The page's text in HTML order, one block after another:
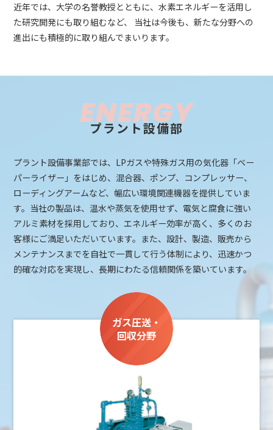
近年では、大学の名誉教授とともに、水素エネルギーを活用し
た研究開発にも取り組むなど、
当社は今後も、新たな分野への
進出にも積極的に取り組んでまいります。
ENERGY
プラント設備部
プラント設備事業部では、LPガスや特殊ガス用の気化器「ベー
パーライザー」をはじめ、混合器、ポンプ、コンプレッサー、
ローディングアームなど、幅広い環境関連機器を提供していま
す。当社の製品は、温水や蒸気を使用せず、電気と腐食に強い
アルミ素材を採用しており、エネルギー効率が高く、多くのお
客様にご満足いただいています。また、設計、製造、販売から
メンテナンスまでを自社で一貫して行う体制により、迅速かつ
的確な対応を実現し、長期にわたる信頼関係を築いています。
ガス圧送・
回収分野